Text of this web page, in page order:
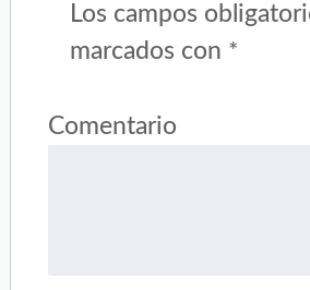
Los campos
marcados con *
Comentario